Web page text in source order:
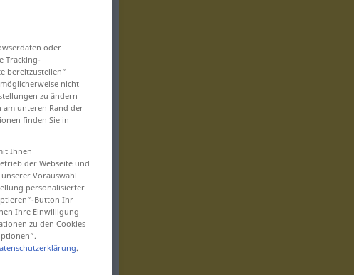
oder
Tracking-
bereitzustellen“
nicht
zu ändern
unteren Rand der
finden Sie in
Ihnen
der Webseite und
Vorauswahl
personalisierter
Button Ihr
Ihre Einwilligung
zu den Cookies
.